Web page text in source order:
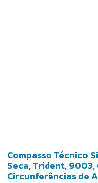
Compasso Técnico
Seca, Trident, 9003,
Circunferências de